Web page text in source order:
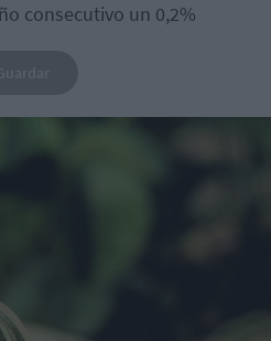
consecutivo un 0,2%